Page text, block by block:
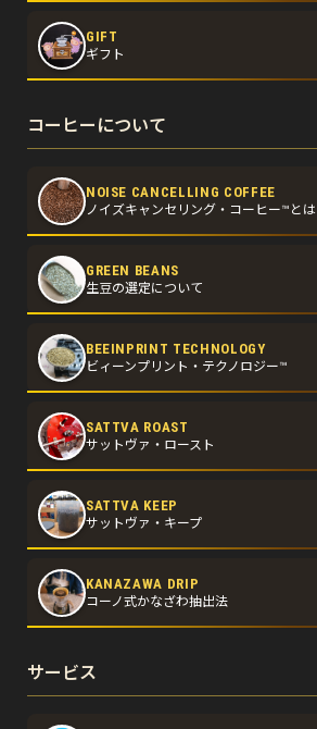
GIFT
ギフト
コーヒーについて
NOISE CANCELLING COFFEE
ノイズキャンセリング・コーヒー™とは
GREEN BEANS
生豆の選定について
BEEINPRINT TECHNOLOGY
ビィーンプリント・テクノロジー™
SATTVA ROAST
サットヴァ・ロースト
SATTVA KEEP
サットヴァ・キープ
KANAZAWA DRIP
コーノ式かなざわ抽出法
サービス